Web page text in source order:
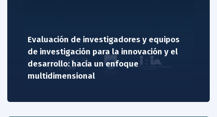
Evaluación de investigadores y equipos
de investigación para la innovación y el
desarrollo: hacia un enfoque
multidimensional